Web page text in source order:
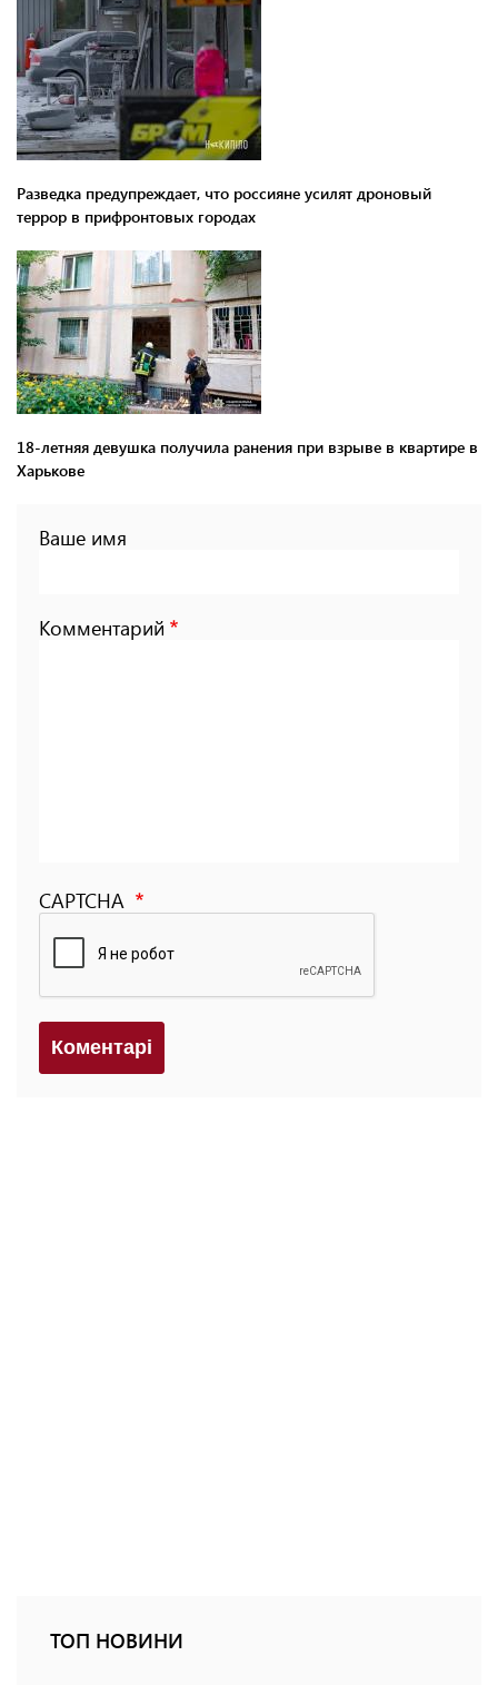
Разведка предупреждает, что россияне усилят дроновый
террор в прифронтовых городах
18-летняя девушка получила ранения при взрыве в квартире в
Харькове
Ваше имя
Комментарий
CAPTCHA
Коментарi
ТОП НОВИНИ